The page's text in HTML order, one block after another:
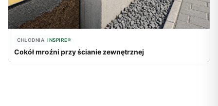
CHŁODNIA INSPIRE®
Cokół mroźni przy ścianie zewnętrznej